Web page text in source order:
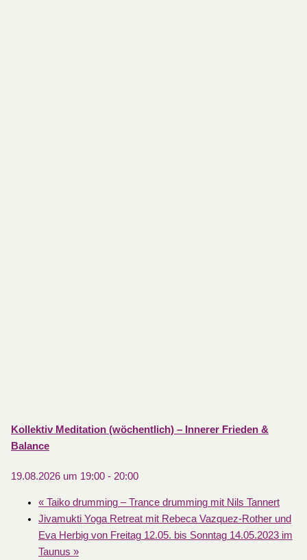
Kollektiv Meditation (wöchentlich) – Innerer Frieden &
Balance
19.08.2026 um 19:00- 20:00
«Taiko drumming – Trance drumming mit Nils Tannert
Jivamukti Yoga Retreat mit Rebeca Vazquez-Rother und
Eva Herbig von Freitag 12.05. bis Sonntag 14.05.2023 im
Taunus »